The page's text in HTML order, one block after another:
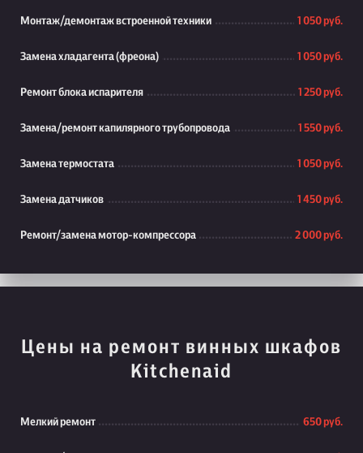
Монтаж/демонтаж встроенной техники 1 050 руб.
Замена хладагента (фреона) 1 050 руб.
Ремонт блока испарителя 1 250 руб.
Замена/ремонт капилярного трубопровода 1 550 руб.
Замена термостата 1 050 руб.
Замена датчиков 1 450 руб.
Ремонт/замена мотор-компрессора 2 000 руб.
Цены на ремонт винных шкафов
Kitchenaid
Мелкий ремонт 650 руб.